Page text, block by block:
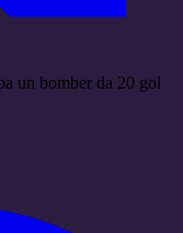
un bomber da 20 gol